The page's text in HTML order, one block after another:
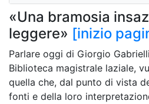
«Una bramosia
leggere» [inizio
Parlare oggi di Giorgio
Biblioteca magistrale laziale,
quella che, dal punto di vista
fonti e della loro